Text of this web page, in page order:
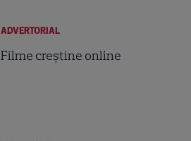
ADVERTORIAL
Filme creștine online